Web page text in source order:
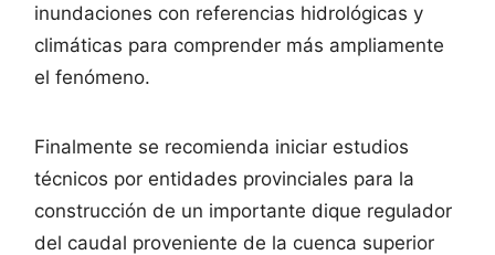
inundaciones con referencias hidrológicas y
climáticas para comprender más ampliamente
el fenómeno.
Finalmente se recomienda iniciar estudios
técnicos por entidades provinciales para la
construcción de un importante dique regulador
del caudal proveniente de la cuenca superior